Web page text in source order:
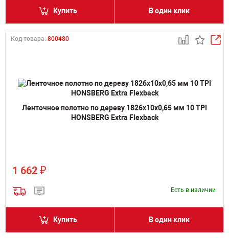
Купить В один клик
Код товара: 800480
Ленточное полотно по дереву 1826х10х0,65 мм 10 TPI
HONSBERG Extra Flexback
1 662 ₽
Есть в наличии
Купить В один клик